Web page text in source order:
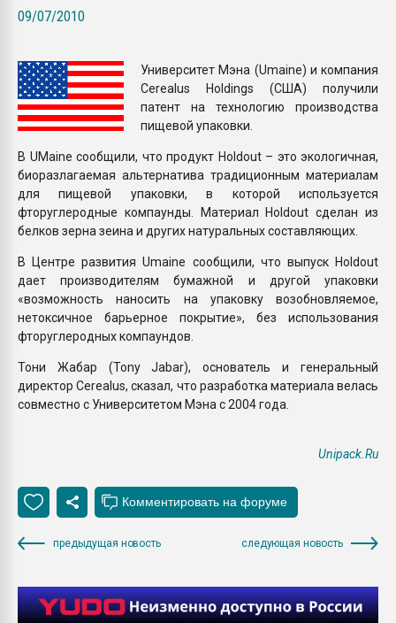
09/07/2010
Университет Мэна (Umaine) и компания
Cerealus Holdings (США) получили
патент на технологию производства
пищевой упаковки.
В UMaine сообщили, что продукт Holdout – это экологичная,
биоразлагаемая альтернатива традиционным материалам
для пищевой упаковки, в которой используется
фторуглеродные компаунды. Материал Holdout сделан из
белков зерна зеина и других натуральных составляющих.
В Центре развития Umaine сообщили, что выпуск Holdout
дает производителям бумажной и другой упаковки
«возможность наносить на упаковку возобновляемое,
нетоксичное барьерное покрытие», без использования
фторуглеродных компаундов.
Тони Жабар (Tony Jabar), основатель и генеральный
директор Cerealus, сказал, что разработка материала велась
совместно с Университетом Мэна с 2004 года.
Unipack.Ru
предыдущая новость следующая новость